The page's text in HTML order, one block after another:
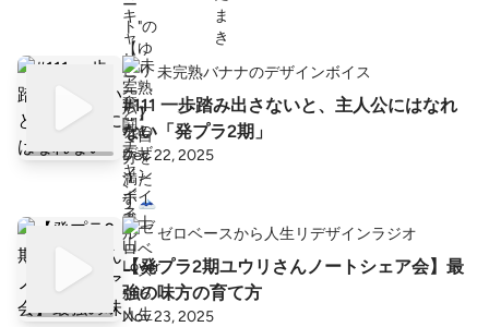
未完熟バナナのデザインボイス
#111 一歩踏み出さないと、主人公にはなれ
ない「発プラ2期」
Dec 22, 2025
ゼロベースから人生リデザインラジオ
【発プラ2期ユウリさんノートシェア会】最
強の味方の育て方
Nov 23, 2025